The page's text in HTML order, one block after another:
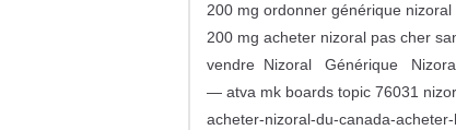
200 mg ordonner générique
200 mg acheter nizoral pas cher
vendre Nizoral Générique Nizoral
— atva mk boards topic 76031
acheter-nizoral-du-canada-